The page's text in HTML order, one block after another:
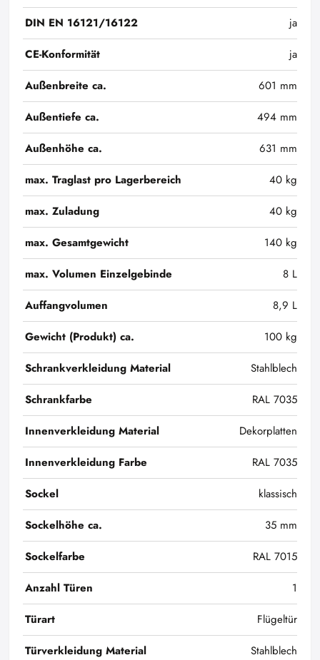
DIN EN 16121/16122
ja
CE-Konformität
ja
Außenbreite ca.
601 mm
Außentiefe ca.
494 mm
Außenhöhe ca.
631 mm
max. Traglast pro Lagerbereich
40 kg
max. Zuladung
40 kg
max. Gesamtgewicht
140 kg
max. Volumen Einzelgebinde
8 L
Auffangvolumen
8,9 L
Gewicht (Produkt) ca.
100 kg
Schrankverkleidung Material
Stahlblech
Schrankfarbe
RAL 7035
Innenverkleidung Material
Dekorplatten
Innenverkleidung Farbe
RAL 7035
Sockel
klassisch
Sockelhöhe ca.
35 mm
Sockelfarbe
RAL 7015
Anzahl Türen
1
Türart
Flügeltür
Türverkleidung Material
Stahlblech